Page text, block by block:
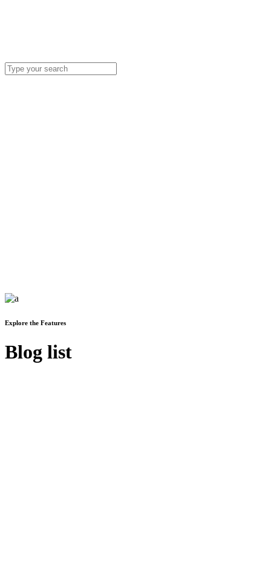
Explore the Features
Blog list